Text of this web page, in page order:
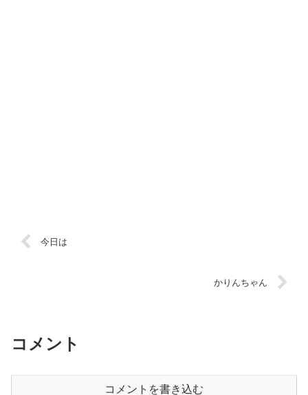
今日は
かりんちゃん
コメント
コメントを書き込む